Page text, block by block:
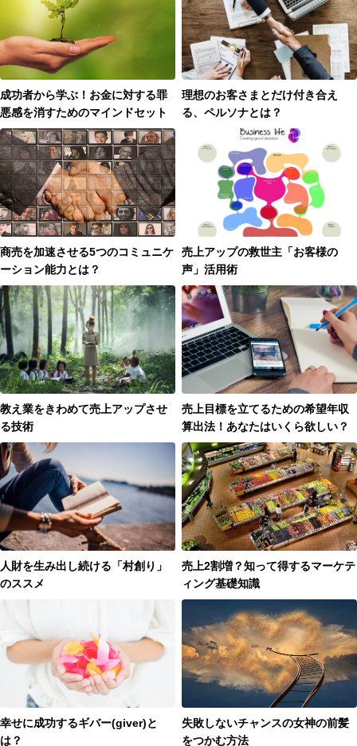
成功者から学ぶ！お金に対する罪
悪感を消すためのマインドセット
理想のお客さまとだけ付き合え
る、ペルソナとは？
商売を加速させる5つのコミュニケ
ーション能力とは？
売上アップの救世主「お客様の
声」活用術
教え業をきわめて売上アップさせ
る技術
売上目標を立てるための希望年収
算出法！あなたはいくら欲しい？
人財を生み出し続ける「村創り」
のススメ
売上2割増？知って得するマーケテ
ィング基礎知識
幸せに成功するギバー(giver)と
は？
失敗しないチャンスの女神の前髪
をつかむ方法